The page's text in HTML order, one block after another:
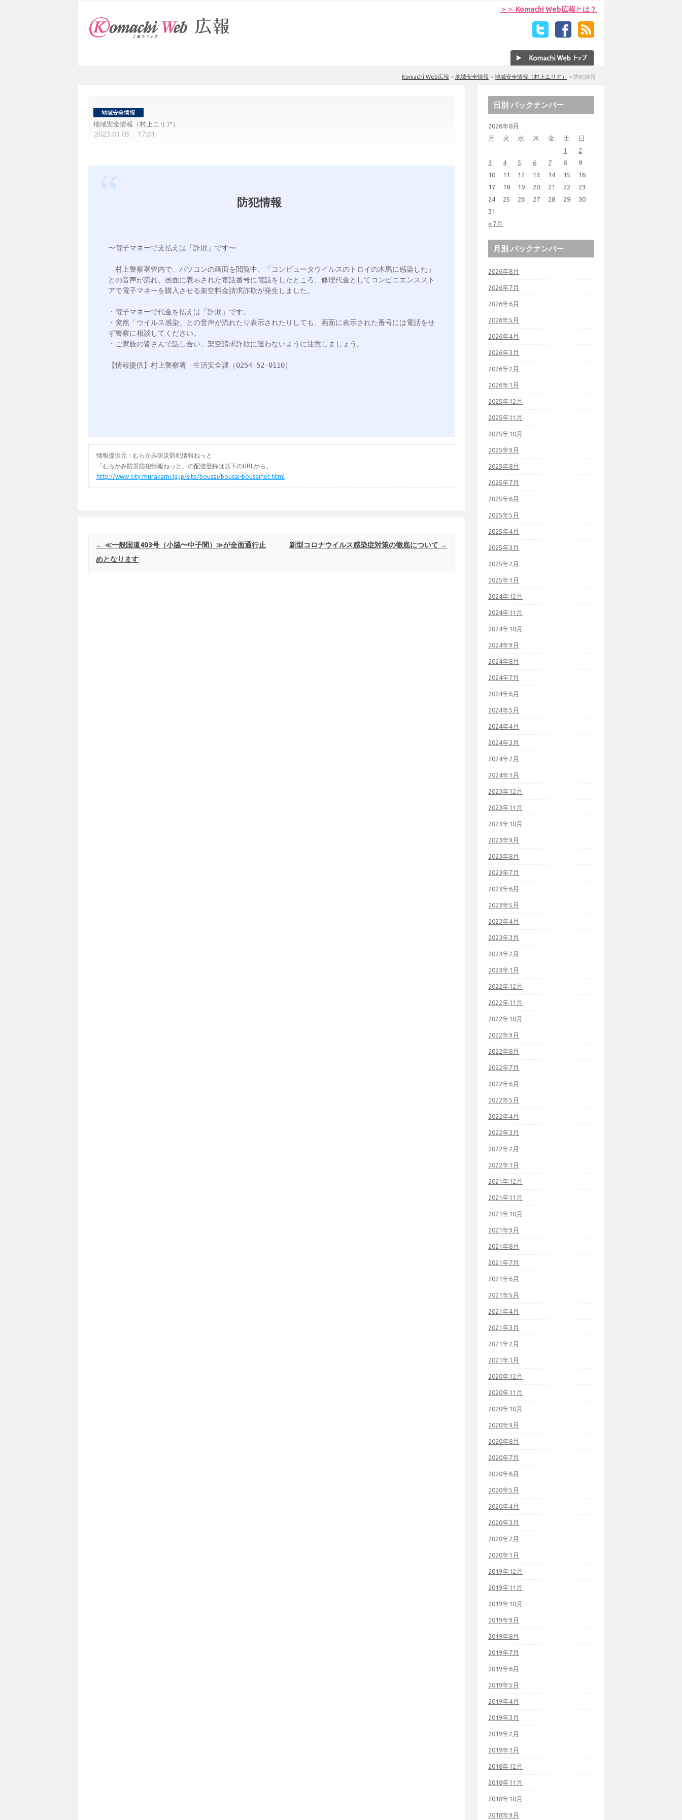
＞＞ Komachi Web広報とは？
Komachi Web広報 > 地域安全情報 > 地域安全情報（村上エリア） > 防犯情報
地域安全情報（村上エリア）
2023.01.05 17:01
防犯情報
〜電子マネーで支払えは「詐欺」です〜
村上警察署管内で、パソコンの画面を閲覧中、「コンピュータウイルスのトロイの木馬に感染した」
との音声が流れ、画面に表示された電話番号に電話をしたところ、修理代金としてコンビニエンススト
アで電子マネーを購入させる架空料金請求詐欺が発生しました。
・電子マネーで代金を払えは「詐欺」です。
・突然「ウイルス感染」との音声が流れたり表示されたりしても、画面に表示された番号には電話をせ
ず警察に相談してください。
・ご家族の皆さんで話し合い、架空請求詐欺に遭わないように注意しましょう。
【情報提供】村上警察署　生活安全課（0254-52-0110）
情報提供元：むらかみ防災防犯情報ねっと
「むらかみ防災防犯情報ねっと」の配信登録は以下のURLから。
http://www.city.murakami.lg.jp/site/bousai/bousai-bousainet.html
Post navigation
← ≪一般国道403号（小脇〜中子間）≫が全面通行止
めとなります
新型コロナウイルス感染症対策の徹底について →
日別 バックナンバー
2026年8月
月
火 水 木 金 土 日
« 7月
1
2
3
4 5 6 7 8
9
10
11 12 13 14 15
16
17
18 19 20 21 22
23
24
25 26 27 28 29
30
31
月別 バックナンバー
2026年8月
2026年7月
2026年6月
2026年5月
2026年4月
2026年3月
2026年2月
2026年1月
2025年12月
2025年11月
2025年10月
2025年9月
2025年8月
2025年7月
2025年6月
2025年5月
2025年4月
2025年3月
2025年2月
2025年1月
2024年12月
2024年11月
2024年10月
2024年9月
2024年8月
2024年7月
2024年6月
2024年5月
2024年4月
2024年3月
2024年2月
2024年1月
2023年12月
2023年11月
2023年10月
2023年9月
2023年8月
2023年7月
2023年6月
2023年5月
2023年4月
2023年3月
2023年2月
2023年1月
2022年12月
2022年11月
2022年10月
2022年9月
2022年8月
2022年7月
2022年6月
2022年5月
2022年4月
2022年3月
2022年2月
2022年1月
2021年12月
2021年11月
2021年10月
2021年9月
2021年8月
2021年7月
2021年6月
2021年5月
2021年4月
2021年3月
2021年2月
2021年1月
2020年12月
2020年11月
2020年10月
2020年9月
2020年8月
2020年7月
2020年6月
2020年5月
2020年4月
2020年3月
2020年2月
2020年1月
2019年12月
2019年11月
2019年10月
2019年9月
2019年8月
2019年7月
2019年6月
2019年5月
2019年4月
2019年3月
2019年2月
2019年1月
2018年12月
2018年11月
2018年10月
2018年9月